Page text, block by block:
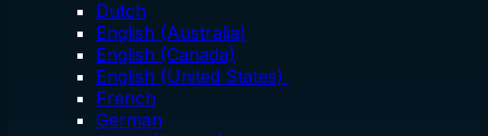
Dutch
English (Australia)
English (Canada)
English (United States)
French
German